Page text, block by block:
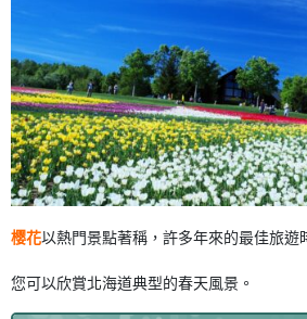
樱花以熱門景點著稱，許多年來的最佳旅遊
您可以欣賞北海道典型的春天風景。